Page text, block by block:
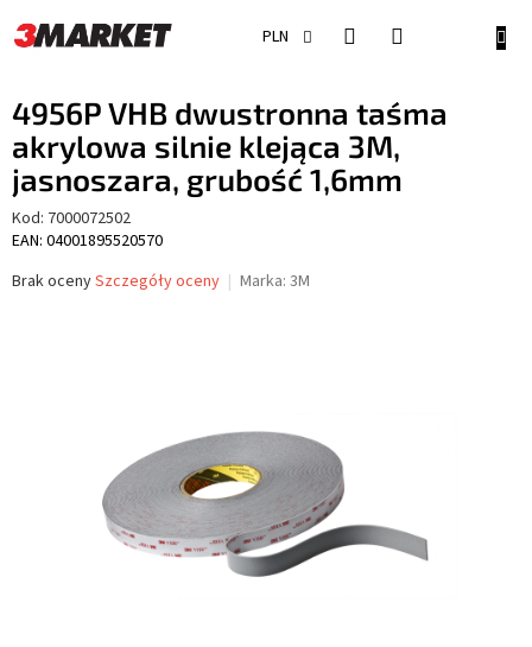
do
treści
PLN
4956P VHB dwustronna taśma
akrylowa silnie klejąca 3M,
jasnoszara, grubość 1,6mm
Kod: 7000072502
EAN: 04001895520570
Średnia
Brak ocenySzczegóły oceny Marka: 3M